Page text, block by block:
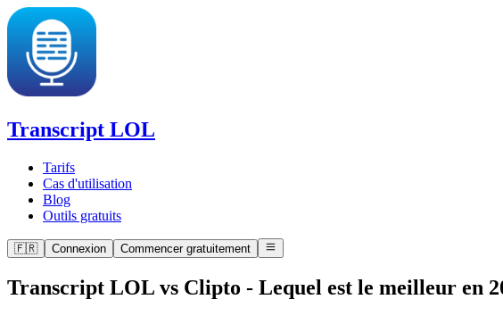
Transcript LOL
Tarifs
Cas d'utilisation
Blog
Outils gratuits
🇫🇷 Connexion Commencer gratuitement
Transcript LOL vs Clipto - Lequel est le meilleur en